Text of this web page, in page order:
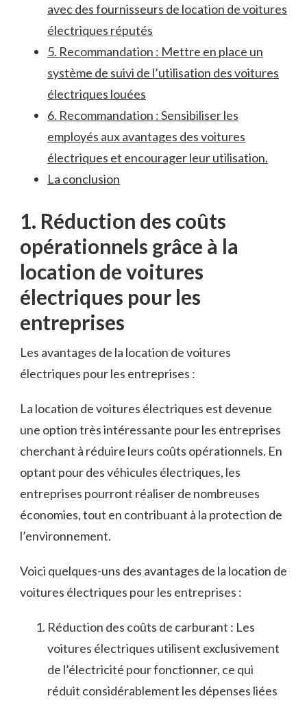
avec des fournisseurs de location‍ de voitures
électriques ‍réputés
5. Recommandation : Mettre ⁣en place un
système ⁤de suivi de⁢ l’utilisation des ​voitures
électriques louées
6. Recommandation⁤ : Sensibiliser les
employés‌ aux avantages des voitures
électriques et ⁤encourager leur utilisation.
La⁢ conclusion
1. Réduction des coûts
⁣opérationnels grâce à la
⁤location de voitures
électriques pour ⁢les
entreprises
Les avantages ‌de la location de ‍voitures⁤
électriques pour ⁤les entreprises :
La location de voitures électriques est devenue
une option très intéressante pour‍ les entreprises
cherchant⁣ à réduire ⁢leurs coûts⁤ opérationnels. En
optant pour ​des ⁣véhicules électriques, les
entreprises pourront ‍réaliser de nombreuses‌
économies, tout en contribuant ⁤à​ la‌ protection de
l’environnement.
Voici quelques-uns des avantages de‍ la location ⁤de
voitures⁣ électriques pour les entreprises :
Réduction ‍des coûts de carburant : Les
voitures électriques utilisent exclusivement
de l’électricité pour fonctionner, ce qui
réduit⁤ considérablement ‍les dépenses liées